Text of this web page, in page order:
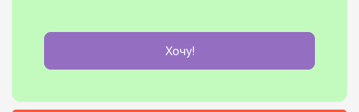
Хочу!